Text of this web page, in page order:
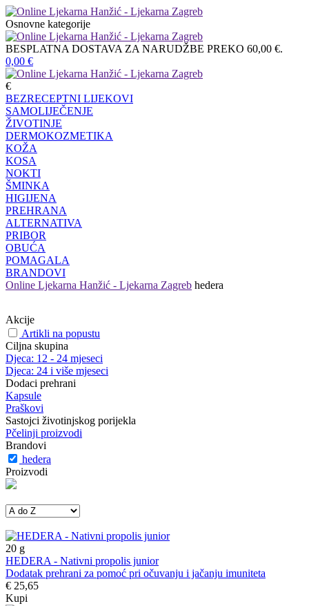
Osnovne kategorije
BESPLATNA DOSTAVA ZA NARUDŽBE PREKO 60,00 €.
0,00 €
€
BEZRECEPTNI LIJEKOVI
SAMOLIJEČENJE
ŽIVOTINJE
DERMOKOZMETIKA
KOŽA
KOSA
NOKTI
ŠMINKA
HIGIJENA
PREHRANA
ALTERNATIVA
PRIBOR
OBUĆA
POMAGALA
BRANDOVI
Online Ljekarna Hanžić - Ljekarna Zagreb hedera
Akcije
Artikli na popustu
Ciljna skupina
Djeca: 12 - 24 mjeseci
Djeca: 24 i više mjeseci
Dodaci prehrani
Kapsule
Praškovi
Sastojci životinjskog porijekla
Pčelinji proizvodi
Brandovi
hedera
Proizvodi
20 g
HEDERA - Nativni propolis junior
Dodatak prehrani za pomoć pri očuvanju i jačanju imuniteta
€ 25,65
Kupi